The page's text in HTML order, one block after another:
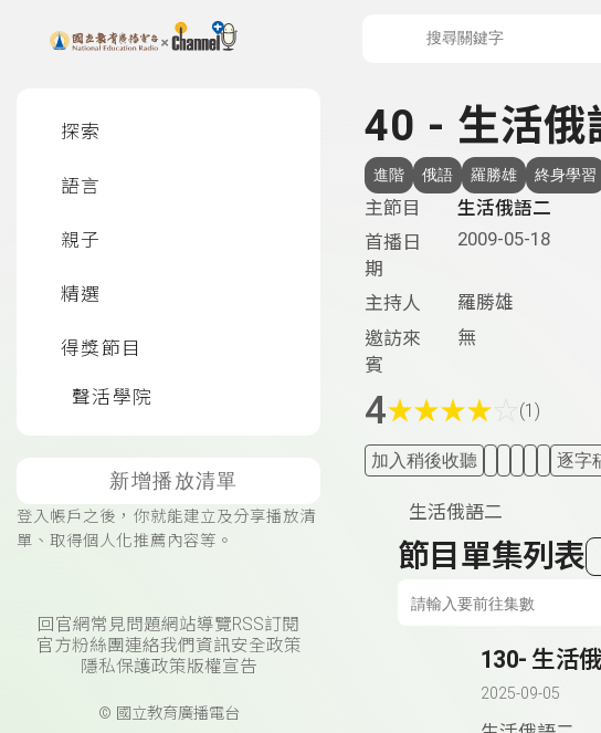
上方功能區塊
探索
語言
親子
精選
得獎節目
聲活學院
新增播放清單
登入帳戶之後，你就能建立及分享播放清
單、取得個人化推薦內容等。
回官網常見問題網站導覽RSS訂閱
官方粉絲團連絡我們 資訊安全政策
隱私保護政策版權宣告
© 國立教育廣播電台
40 - 生活俄
進階 俄語 羅勝雄 終身學習
主節目
生活俄語二
首播日
期
2009-05-18
主持人
羅勝雄
邀訪來
賓
無
4★★★★ (1)
加入稍後收聽 逐字
生活俄語二
節目單集列表
130- 生活
2025-09-05